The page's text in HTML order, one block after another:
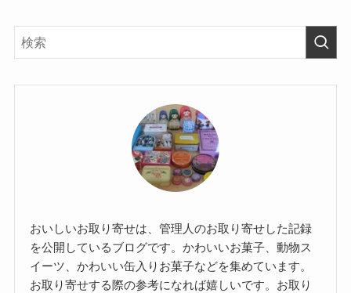
おいしいお取り寄せは、管理人のお取り寄せした記録
を公開しているブログです。かわいいお菓子、動物ス
イーツ、かわいい缶入りお菓子などを集めています。
お取り寄せする際の参考になれば嬉しいです。お取り